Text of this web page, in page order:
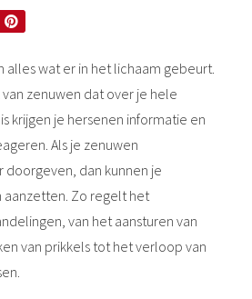
alles wat er in het lichaam gebeurt.
zenuwen dat over je hele
krijgen je hersenen informatie en
Als je zenuwen
dan kunnen je
Zo regelt het
van het aansturen van
van prikkels tot het verloop van